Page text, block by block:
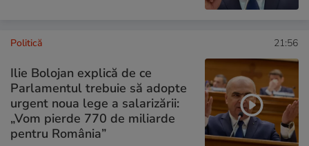
Politică 21:56
Ilie Bolojan explică de ce
Parlamentul trebuie să adopte
urgent noua lege a salarizării:
„Vom pierde 770 de miliarde
pentru România”